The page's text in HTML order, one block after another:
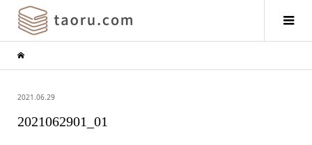
2021.06.29
2021062901_01